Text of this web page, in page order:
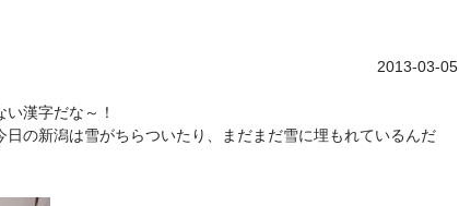
2013-03-05
漢字だな～！
の新潟は雪がちらついたり、まだまだ雪に埋もれているんだ